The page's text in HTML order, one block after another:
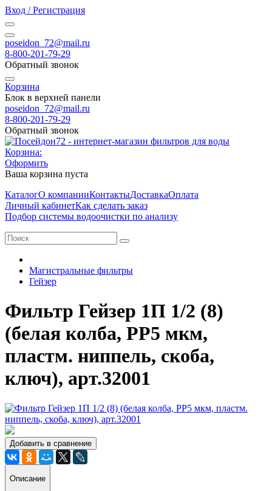
Вход / Регистрация
poseidon_72@mail.ru
8-800-201-79-29
Обратный звонок
Корзина
Блок в верхней панели
poseidon_72@mail.ru
8-800-201-79-29
Обратный звонок
Корзина:
Оформить
Ваша корзина пуста
КаталогО компанииКонтактыДоставкаОплата
Личный кабинетКак сделать заказ
Подбор системы водоочистки по анализу
Магистральные фильтры
Гейзер
Фильтр Гейзер 1П 1/2 (8)
(белая колба, РР5 мкм,
пластм. ниппель, скоба,
ключ), арт.32001
Добавить в сравнение
Описание